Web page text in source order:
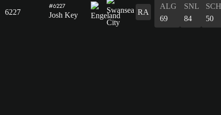
6227
#6227
Josh Key RA
ALG
69
SNL
84
SCH
50